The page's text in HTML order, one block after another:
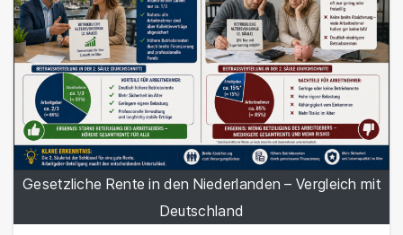
Gesetzliche Rente in den Niederlanden – Vergleich mit
Deutschland